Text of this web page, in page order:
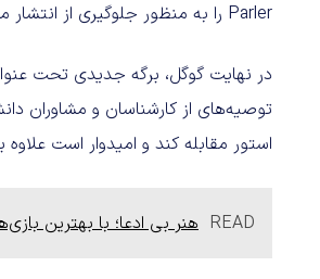
Parler را به منظور جلوگیری از انتشار محتوای خشونت آمیز توسط طرفداران ترامپ از پلی استور
توصیه‌های از کارشناسان و مشاوران
استور مقابله کند و امیدوار است
READ هنر بی ادعا؛ با بهترین